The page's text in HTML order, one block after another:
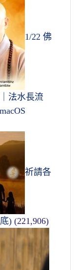
1/22 佛
法水長流
祈請各
) (221,906)